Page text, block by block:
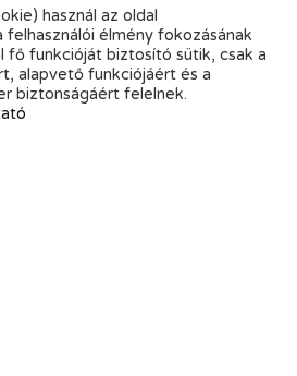
használ az oldal
élmény fokozásának
fő funkcióját biztosító sütik, csak a
alapvető funkciójáért és a
biztonságáért felelnek.